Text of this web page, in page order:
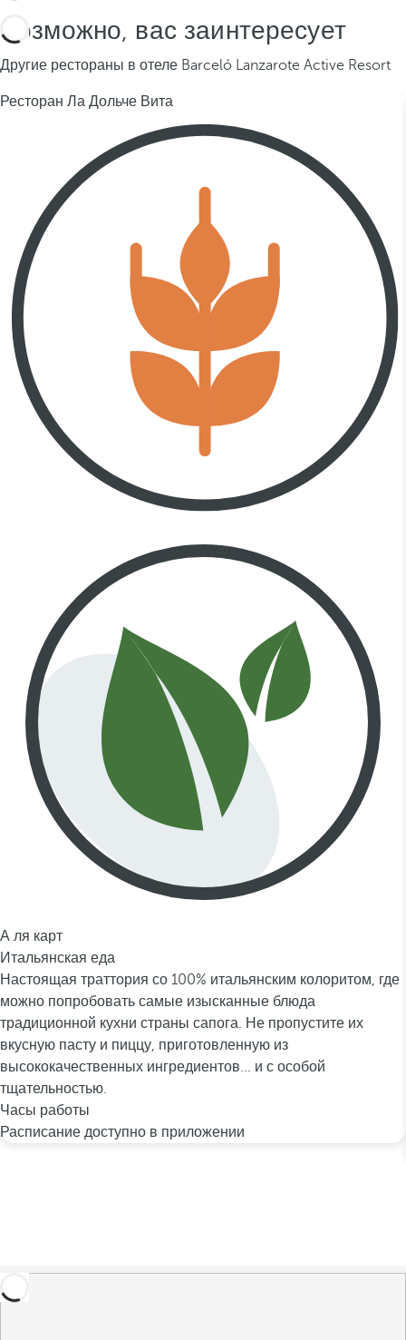
Возможно, вас заинтересует
Другие рестораны в отеле Barceló Lanzarote Active Resort
Ресторан Ла Дольче Вита
А ля карт
Итальянская еда
Настоящая траттория со 100% итальянским колоритом, где
можно попробовать самые изысканные блюда
традиционной кухни страны сапога. Не пропустите их
вкусную пасту и пиццу, приготовленную из
высококачественных ингредиентов... и с особой
тщательностью.
Часы работы
Расписание доступно в приложении